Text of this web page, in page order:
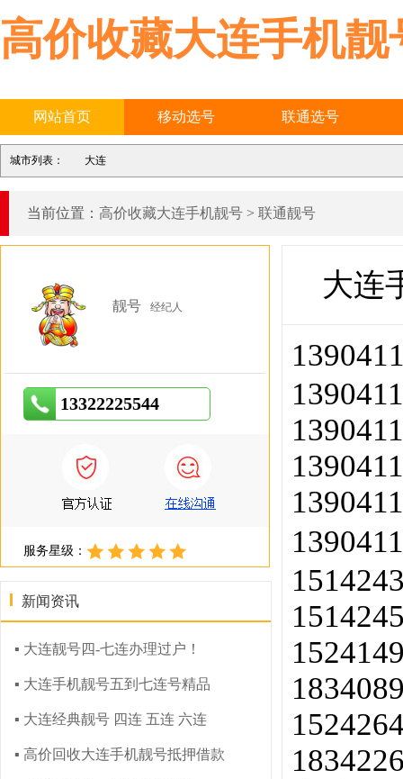
高价收藏大连手机靓
网站首页 移动选号 联通选号
城市列表： 大连
当前位置： 高价收藏大连手机靓号 > 联通靓号
大连
靓号 经纪人
13322225544
服务星级：
新闻资讯
▪ 大连靓号四-七连办理过户！
▪ 大连手机靓号五到七连号精品
▪ 大连经典靓号 四连 五连 六连
▪ 高价回收大连手机靓号抵押借款